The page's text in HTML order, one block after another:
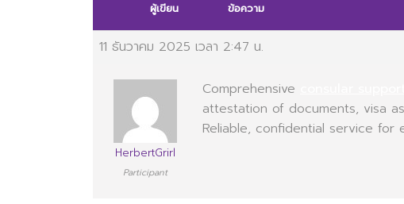
ผู้เขียน ข้อความ
11 ธันวาคม 2025 เวลา 2:47 น.
HerbertGrirl
Participant
Comprehensive
attestation of documents, visa
Reliable, confidential service